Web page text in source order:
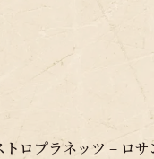
ロプラネッツ – ロサ